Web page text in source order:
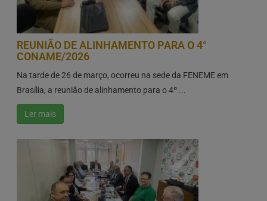
REUNIÃO DE ALINHAMENTO PARA O 4°
CONAME/2026
Na tarde de 26 de março, ocorreu na sede da FENEME em
Brasília, a reunião de alinhamento para o 4º ...
Ler mais